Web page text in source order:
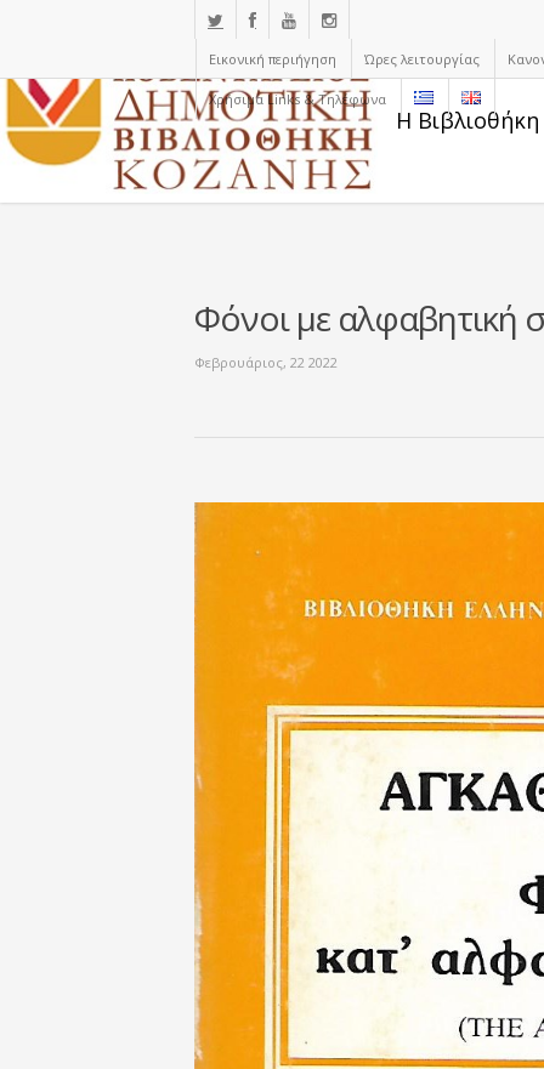
Εικονική περιήγηση Ώρες λειτουργίας
Χρήσιμα Links & Τηλέφωνα
Η
Φόνοι με αλφαβητική
Φεβρουάριος, 22 2022